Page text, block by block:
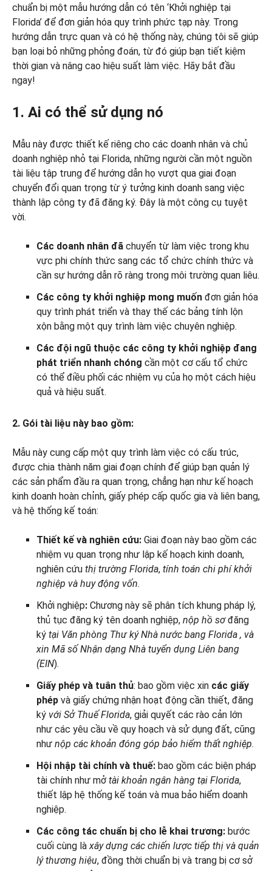
chuẩn bị một mẫu hướng dẫn có tên ‘Khởi nghiệp tại
Florida’ để đơn giản hóa quy trình phức tạp này. Trong
hướng dẫn trực quan và có hệ thống này, chúng tôi sẽ giúp
bạn loại bỏ những phỏng đoán, từ đó giúp bạn tiết kiệm
thời gian và nâng cao hiệu suất làm việc. Hãy bắt đầu
ngay!
1. Ai có thể sử dụng nó
Mẫu này được thiết kế riêng cho các doanh nhân và chủ
doanh nghiệp nhỏ tại Florida, những người cần một nguồn
tài liệu tập trung để hướng dẫn họ vượt qua giai đoạn
chuyển đổi quan trọng từ ý tưởng kinh doanh sang việc
thành lập công ty đã đăng ký. Đây là một công cụ tuyệt
vời.
Các doanh nhân đã chuyển từ làm việc trong khu
vực phi chính thức sang các tổ chức chính thức và
cần sự hướng dẫn rõ ràng trong môi trường quan liêu.
Các công ty khởi nghiệp mong muốn đơn giản hóa
quy trình phát triển và thay thế các bảng tính lộn
xộn bằng một quy trình làm việc chuyên nghiệp.
Các đội ngũ thuộc các công ty khởi nghiệp đang
phát triển nhanh chóng cần một cơ cấu tổ chức
có thể điều phối các nhiệm vụ của họ một cách hiệu
quả và hiệu suất.
2. Gói tài liệu này bao gồm:
Mẫu này cung cấp một quy trình làm việc có cấu trúc,
được chia thành năm giai đoạn chính để giúp bạn quản lý
các sản phẩm đầu ra quan trọng, chẳng hạn như kế hoạch
kinh doanh hoàn chỉnh, giấy phép cấp quốc gia và liên bang,
và hệ thống kế toán:
Thiết kế và nghiên cứu: Giai đoạn này bao gồm các
nhiệm vụ quan trọng như lập kế hoạch kinh doanh,
nghiên cứu thị trường Florida, tính toán chi phí khởi
nghiệp và huy động vốn.
Khởi nghiệp: Chương này sẽ phân tích khung pháp lý,
thủ tục đăng ký tên doanh nghiệp, nộp hồ sơđăng
ký tại Văn phòng Thư ký Nhà nước bang Florida , và
xin Mã số Nhận dạng Nhà tuyển dụng Liên bang
(EIN).
Giấy phép và tuân thủ: bao gồm việc xin các giấy
phép và giấy chứng nhận hoạt động cần thiết, đăng
ký với Sở Thuế Florida, giải quyết các rào cản lớn
như các yêu cầu về quy hoạch và sử dụng đất, cũng
như nộp các khoản đóng góp bảo hiểm thất nghiệp.
Hội nhập tài chính và thuế: bao gồm các biện pháp
tài chính như mở tài khoản ngân hàng tại Florida,
thiết lập hệ thống kế toán và mua bảo hiểm doanh
nghiệp.
Các công tác chuẩn bị cho lễ khai trương: bước
cuối cùng làxây dựng các chiến lược tiếp thị và quản
lý thương hiệu, đồng thời chuẩn bị và trang bị cơ sở